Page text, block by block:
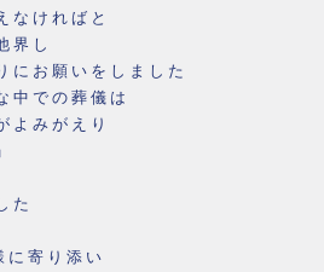
なければと
界し
にお願いをしました
中での葬儀は
よみがえり
た
に寄り添い